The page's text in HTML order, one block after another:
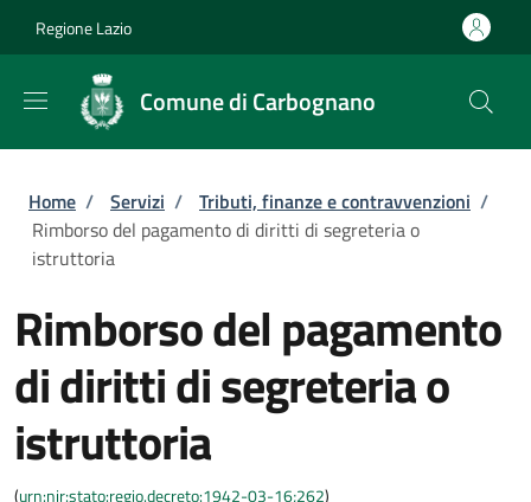
Regione Lazio
Comune di Carbognano
Briciole di pane
Home / Servizi / Tributi, finanze e contravvenzioni /
Rimborso del pagamento di diritti di segreteria o
istruttoria
Rimborso del pagamento
di diritti di segreteria o
istruttoria
(urn:nir:stato:regio.decreto:1942-03-16;262)